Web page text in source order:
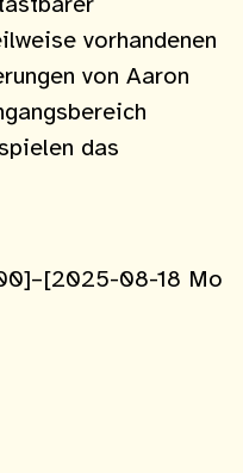
vorhandenen
von Aaron
das
08-18 Mo